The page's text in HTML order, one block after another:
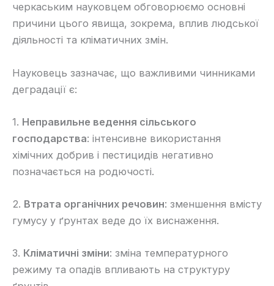
черкаським науковцем обговорюємо основні
причини цього явища, зокрема, вплив людської
діяльності та кліматичних змін.
Науковець зазначає, що важливими чинниками
деградації є:
1. Неправильне ведення сільського
господарства: інтенсивне використання
хімічних добрив і пестицидів негативно
позначається на родючості.
2. Втрата органічних речовин: зменшення вмісту
гумусу у ґрунтах веде до їх виснаження.
3. Кліматичні зміни: зміна температурного
режиму та опадів впливають на структуру